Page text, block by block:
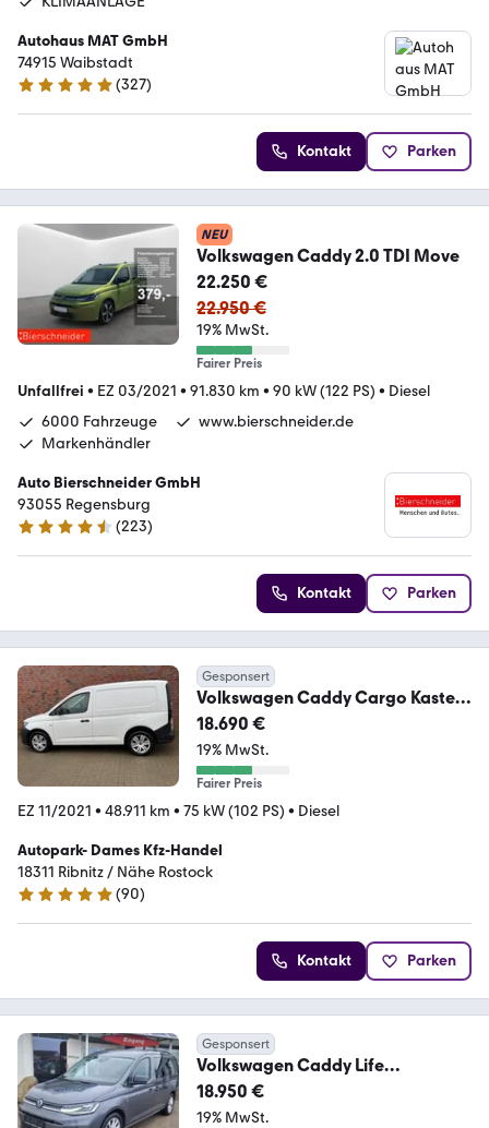
Autohaus MAT GmbH
74915 Waibstadt
4.9 Sterne
(327)
Kontakt Parken
NEU
Volkswagen Caddy 2.0 TDI Move
22.250 €
22.950 €
19% MwSt.
Fairer Preis
Unfallfrei • EZ 03/2021 • 91.830 km • 90 kW (122 PS) • Diesel
6000 Fahrzeuge
www.bierschneider.de
Markenhändler
Auto Bierschneider GmbH
93055 Regensburg
4.4 Sterne
(223)
Kontakt Parken
Gesponsert
Volkswagen Caddy Cargo Kasten
Klima/Tel.
18.690 €
19% MwSt.
Fairer Preis
EZ 11/2021 • 48.911 km • 75 kW (102 PS) • Diesel
Autopark- Dames Kfz-Handel
18311 Ribnitz / Nähe Rostock
4.9 Sterne
(90)
Kontakt Parken
Gesponsert
Volkswagen Caddy Life
Maxi+Navi/PDC/LED/ACC/Sitzh./
DAB+
18.950 €
19% MwSt.